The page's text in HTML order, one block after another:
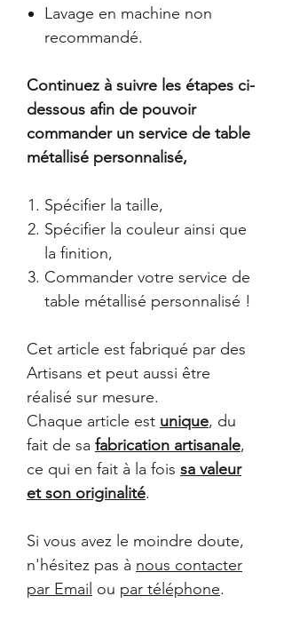
Lavage en machine non
recommandé.
Continuez à suivre les étapes ci-
dessous afin de pouvoir
commander un service de table
métallisé personnalisé,
Spécifier la taille,
Spécifier la couleur ainsi que
la finition,
Commander votre service de
table métallisé personnalisé !
Cet article est fabriqué par des
Artisans et peut aussi être
réalisé sur mesure.
Chaque article est unique, du
fait de sa fabrication artisanale,
ce qui en fait à la fois sa valeur
et son originalité.
Si vous avez le moindre doute,
n'hésitez pas à nous contacter
par Email ou par téléphone.